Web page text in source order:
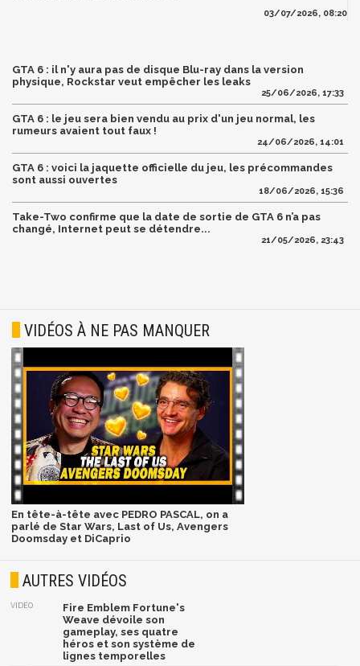
03/07/2026, 08:20
GTA 6 : il n'y aura pas de disque Blu-ray dans la version
physique, Rockstar veut empêcher les leaks
25/06/2026, 17:33
GTA 6 : le jeu sera bien vendu au prix d'un jeu normal, les
rumeurs avaient tout faux !
24/06/2026, 14:01
GTA 6 : voici la jaquette officielle du jeu, les précommandes
sont aussi ouvertes
18/06/2026, 15:36
Take-Two confirme que la date de sortie de GTA 6 n’a pas
changé, Internet peut se détendre...
21/05/2026, 23:43
VIDÉOS À NE PAS MANQUER
En tête-à-tête avec PEDRO PASCAL, on a
parlé de Star Wars, Last of Us, Avengers
Doomsday et DiCaprio
AUTRES VIDÉOS
VIDÉO
Fire Emblem Fortune's
Weave dévoile son
gameplay, ses quatre
héros et son système de
lignes temporelles